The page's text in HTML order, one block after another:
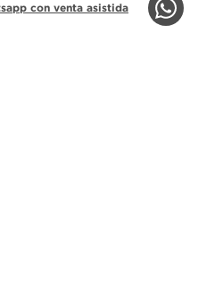
con venta asistida